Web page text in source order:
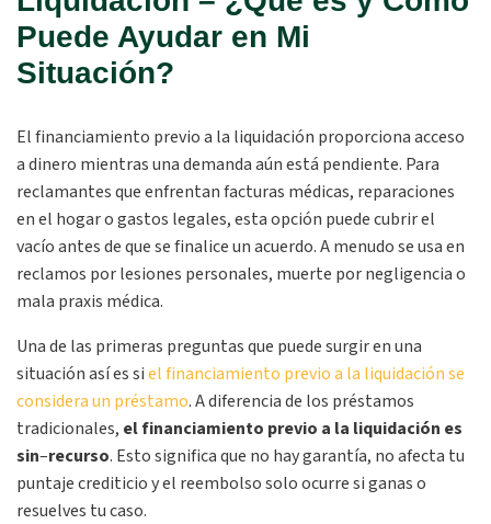
Puede Ayudar en Mi
Situación?
El financiamiento previo a la liquidación proporciona acceso
a dinero mientras una demanda aún está pendiente. Para
reclamantes que enfrentan facturas médicas, reparaciones
en el hogar o gastos legales, esta opción puede cubrir el
vacío antes de que se finalice un acuerdo. A menudo se usa en
reclamos por lesiones personales, muerte por negligencia o
mala praxis médica.
Una de las primeras preguntas que puede surgir en una
situación así es siel financiamiento previo a la liquidación se
considera un préstamo. A diferencia de los préstamos
tradicionales, el financiamiento previo a la liquidación es
sin–recurso. Esto significa que no hay garantía, no afecta tu
puntaje crediticio y el reembolso solo ocurre si ganas o
resuelves tu caso.